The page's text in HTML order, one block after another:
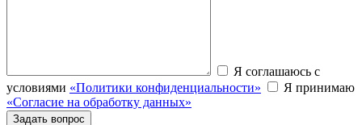
Я соглашаюсь с
условиями «Политики конфиденциальности»
Я принимаю
«Согласие на обработку данных»